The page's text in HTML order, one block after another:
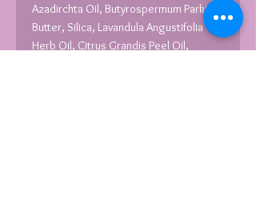
Azadirchta Oil, Butyrospermum Parkii
Butter, Silica, Lavandula Angustifolia
Herb Oil, Citrus Grandis Peel Oil,